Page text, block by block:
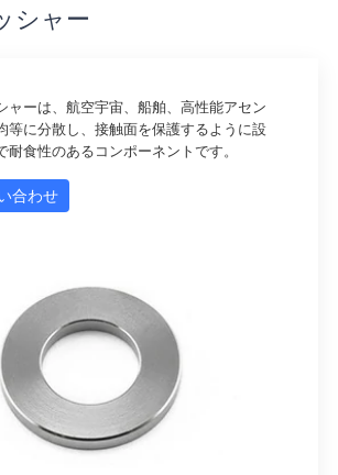
シャー
ャーは、航空宇宙、船舶、高性能アセン
等に分散し、接触面を保護するように設
耐食性のあるコンポーネントです。
合わせ